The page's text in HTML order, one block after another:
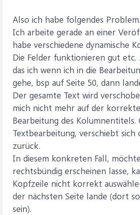
Also ich habe folgendes Problem.
Ich arbeite gerade an einer
habe verschiedene dynamische
Die Felder funktionieren gut etc.
das ich wenn ich in die
gehe, bsp auf Seite 50, dann
Der gesamte Text wird
mich nicht mehr auf der
Bearbeitung des Kolumnentitels.
Textbearbeitung, verschiebt sich
zurück.
In diesem konkreten Fall,
rechtsbündig erscheinen lasse,
Kopfzeile nicht korrekt
der nächsten Seite lande (dort
sein).